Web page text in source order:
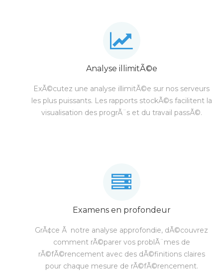
Analyse illimitÃ©e
ExÃ©cutez une analyse illimitÃ©e sur nos serveurs
les plus puissants. Les rapports stockÃ©s facilitent la
visualisation des progrÃ¨s et du travail passÃ©.
Examens en profondeur
GrÃ¢ce Ã notre analyse approfondie, dÃ©couvrez
comment rÃ©parer vos problÃ¨mes de
rÃ©fÃ©rencement avec des dÃ©finitions claires
pour chaque mesure de rÃ©fÃ©rencement.